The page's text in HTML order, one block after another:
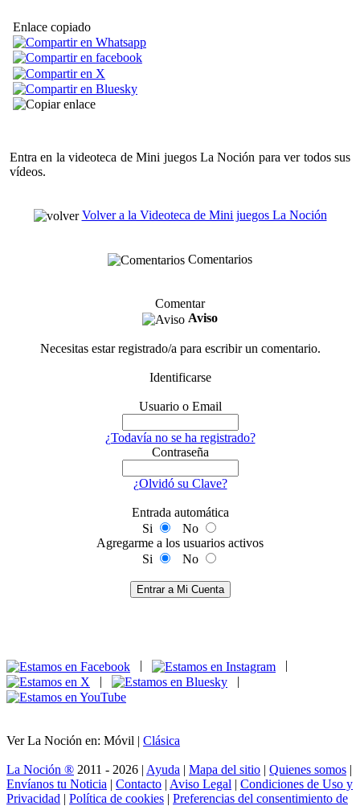
Enlace copiado
Entra en la videoteca de Mini juegos La Noción para ver todos sus
vídeos.
Volver a la Videoteca de Mini juegos La Noción
Comentarios
Comentar
Aviso
Necesitas estar registrado/a para escribir un comentario.
Identificarse
Usuario o Email
¿Todavía no se ha registrado?
Contraseña
¿Olvidó su Clave?
Entrada automática
Si
No
Agregarme a los usuarios activos
Si
No
Entrar a Mi Cuenta
|
|
|
|
Ver La Noción en: Móvil | Clásica
La Noción ® 2011 - 2026 | Ayuda | Mapa del sitio | Quienes somos |
Envíanos tu Noticia | Contacto | Aviso Legal | Condiciones de Uso y
Privacidad | Política de cookies | Preferencias del consentimiento de